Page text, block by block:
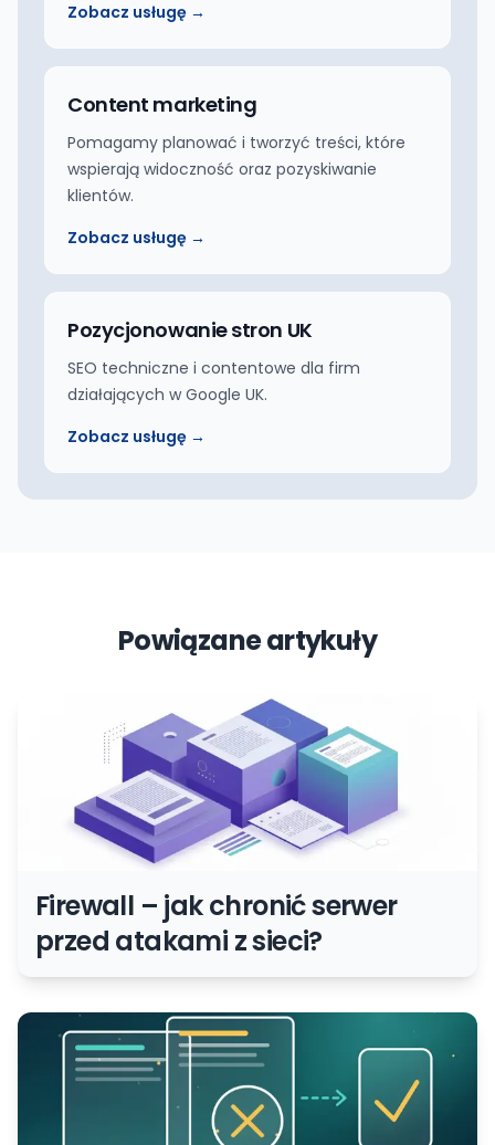
Zobacz usługę →
Content marketing
Pomagamy planować i tworzyć treści, które
wspierają widoczność oraz pozyskiwanie
klientów.
Zobacz usługę →
Pozycjonowanie stron UK
SEO techniczne i contentowe dla firm
działających w Google UK.
Zobacz usługę →
Powiązane artykuły
Firewall – jak chronić serwer
przed atakami z sieci?